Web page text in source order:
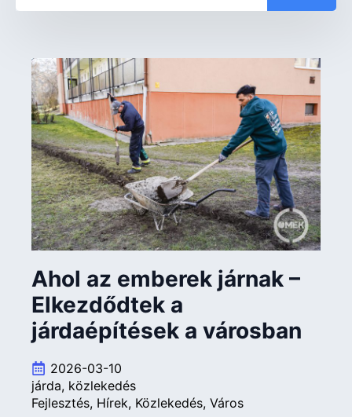
Ahol az emberek járnak –
Elkezdődtek a
járdaépítések a városban
2026-03-10
járda közlekedés
Fejlesztés Hírek Közlekedés Város